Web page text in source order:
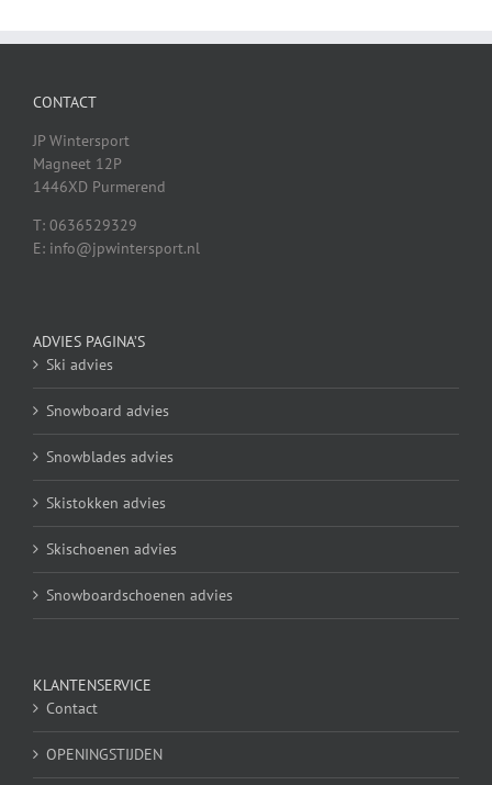
CONTACT
JP Wintersport
Magneet 12P
1446XD Purmerend
T: 0636529329
E: info@jpwintersport.nl
ADVIES PAGINA’S
Ski advies
Snowboard advies
Snowblades advies
Skistokken advies
Skischoenen advies
Snowboardschoenen advies
KLANTENSERVICE
Contact
OPENINGSTIJDEN